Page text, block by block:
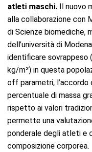
atleti maschi. Il nuovo
alla collaborazione con
di Scienze biomediche,
dell’università di
identificare sovrappeso
kg/m²) in questa
off parametri, l’accordo
percentuale di massa
rispetto ai valori
permette una
ponderale degli atleti e
composizione corporea.